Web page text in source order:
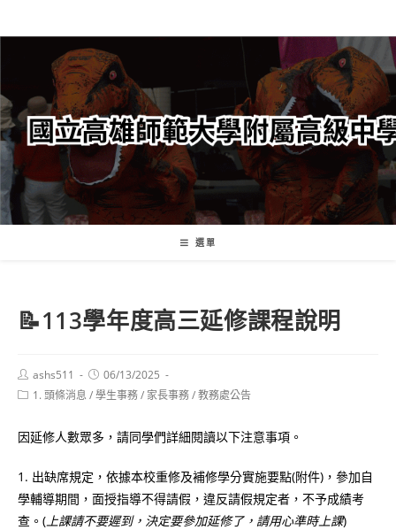
轉
要
內
容
選單
📝113學年度高三延修課程說明
Post
author:
ashs511
Post
published:
06/13/2025
Post1. 頭條消息 /學生事務/ 家長事務/教務處公告
因延修人數眾多，請同學們詳細閱讀以下注意事項。
1. 出缺席規定，依據本校重修及補修學分實施要點(附件)，參加自
學輔導期間，面授指導不得請假，違反請假規定者，不予成績考
查。( 上課請不要遲到，決定要參加延修了，請用心準時上課)